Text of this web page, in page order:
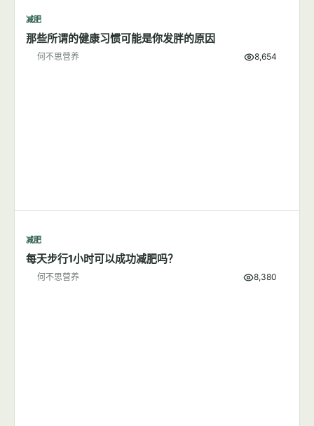
减肥
那些所谓的健康习惯可能是你发胖的原因
何不思营养 8,654
减肥
每天步行1小时可以成功减肥吗？
何不思营养 8,380